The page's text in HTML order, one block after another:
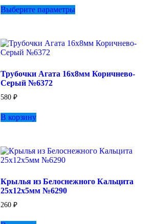
240 ₽
–
Выберите параметры
Опции
на
Трубочки Агата 16х8мм Коричнево-
Серый №6372
580₽
В корзину
Крылья из Белоснежного Кальцита
25х12х5мм №6290
260₽